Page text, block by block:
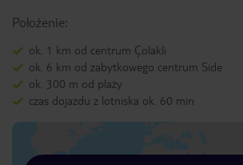
Położenie:
ok. 1 km od centrum Çolakli
ok. 6 km od zabytkowego centrum Side
ok. 300 m od plaży
czas dojazdu z lotniska ok. 60 min